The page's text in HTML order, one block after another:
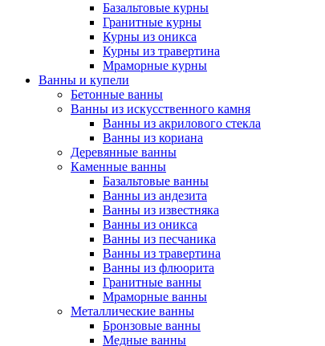
Базальтовые курны
Гранитные курны
Курны из оникса
Курны из травертина
Мраморные курны
Ванны и купели
Бетонные ванны
Ванны из искусственного камня
Ванны из акрилового стекла
Ванны из кориана
Деревянные ванны
Каменные ванны
Базальтовые ванны
Ванны из андезита
Ванны из известняка
Ванны из оникса
Ванны из песчаника
Ванны из травертина
Ванны из флюорита
Гранитные ванны
Мраморные ванны
Металлические ванны
Бронзовые ванны
Медные ванны